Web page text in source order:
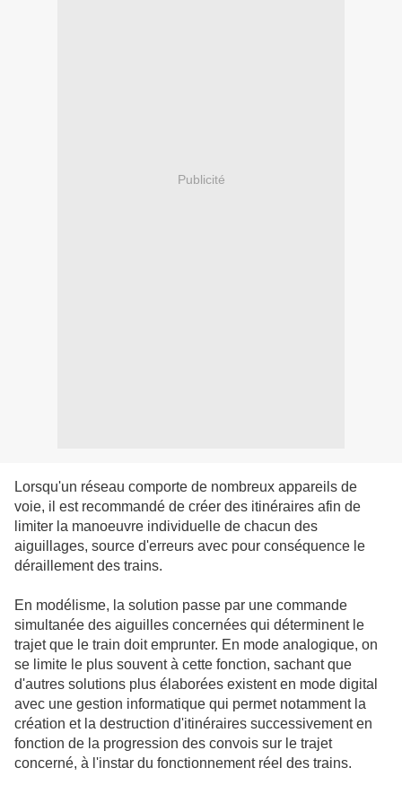
Publicité
Lorsqu'un réseau comporte de nombreux appareils de
voie, il est recommandé de créer des itinéraires afin de
limiter la manoeuvre individuelle de chacun des
aiguillages, source d'erreurs avec pour conséquence le
déraillement des trains.
En modélisme, la solution passe par une commande
simultanée des aiguilles concernées qui déterminent le
trajet que le train doit emprunter. En mode analogique, on
se limite le plus souvent à cette fonction, sachant que
d'autres solutions plus élaborées existent en mode digital
avec une gestion informatique qui permet notamment la
création et la destruction d'itinéraires successivement en
fonction de la progression des convois sur le trajet
concerné, à l'instar du fonctionnement réel des trains.